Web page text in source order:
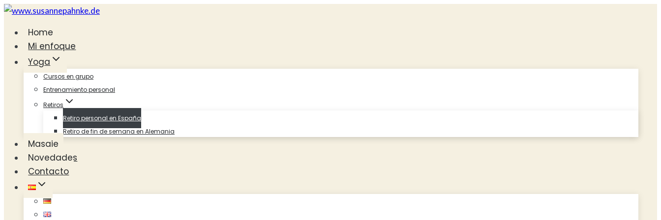
Saltar
contenidoHome
Mi enfoque
Yoga
Cursos en grupo
Entrenamiento personal
Retiros
Retiro personal en España
Retiro de fin de semana en Alemania
Masaje
Novedades
Contacto